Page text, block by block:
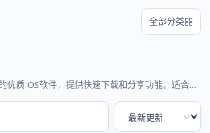
全部分类
优质iOS软件，提供快速下载和分享功能，适合各